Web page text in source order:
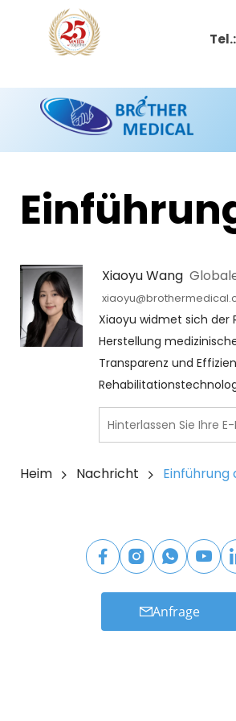
Tel.:
Xiaoyu Wang
Xiaoyu widmet sich der
Herstellung
Transparenz und
Heim Nachricht Einführung
Anfrage